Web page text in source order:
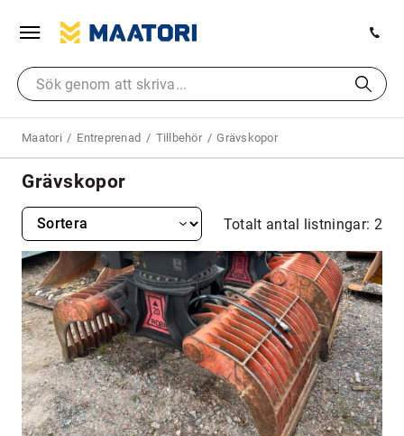
Maatori Entreprenad Tillbehör Grävskopor
Grävskopor
Totalt antal listningar: 2